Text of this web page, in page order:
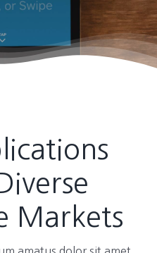
Markets
amatus dolor sit amet,